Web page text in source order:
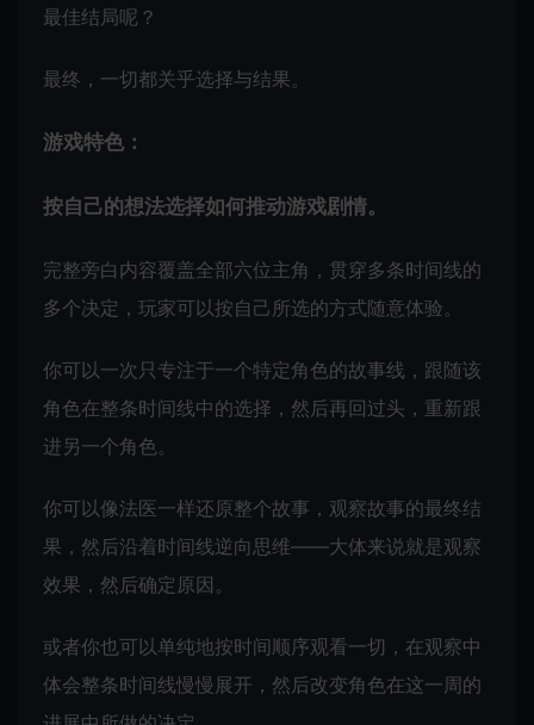
最佳结局呢？
最终，一切都关乎选择与结果。
游戏特色：
按自己的想法选择如何推动游戏剧情。
完整旁白内容覆盖全部六位主角，贯穿多条时间线的
多个决定，玩家可以按自己所选的方式随意体验。
你可以一次只专注于一个特定角色的故事线，跟随该
角色在整条时间线中的选择，然后再回过头，重新跟
进另一个角色。
你可以像法医一样还原整个故事，观察故事的最终结
果，然后沿着时间线逆向思维——大体来说就是观察
效果，然后确定原因。
或者你也可以单纯地按时间顺序观看一切，在观察中
体会整条时间线慢慢展开，然后改变角色在这一周的